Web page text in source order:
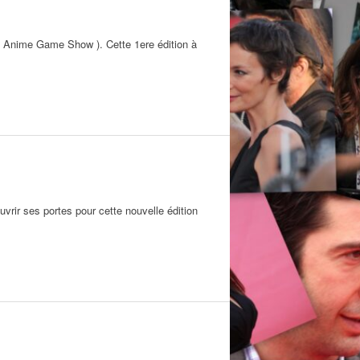
Game Show ). Cette 1ere édition à
ses portes pour cette nouvelle édition